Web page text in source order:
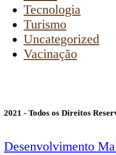
Tecnologia
Turismo
Uncategorized
Vacinação
2021 - Todos os Direitos
Desenvolvimento